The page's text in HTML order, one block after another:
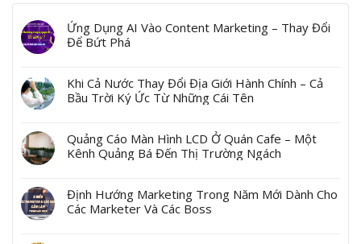
Ứng Dụng AI Vào Content Marketing – Thay Đổi
Để Bứt Phá
Khi Cả Nước Thay Đổi Địa Giới Hành Chính – Cả
Bầu Trời Ký Ức Từ Những Cái Tên
Quảng Cáo Màn Hình LCD Ở Quán Cafe – Một
Kênh Quảng Bá Đến Thị Trường Ngách
Định Hướng Marketing Trong Năm Mới Dành Cho
Các Marketer Và Các Boss